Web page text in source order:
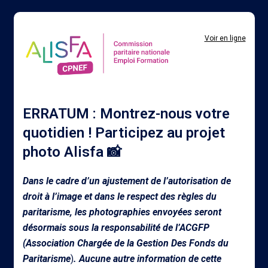
Voir en ligne
ERRATUM : Montrez-nous votre
quotidien ! Participez au projet
photo Alisfa 📸
Dans le cadre d’un ajustement de l’autorisation de
droit à l’image et dans le respect des règles du
paritarisme, les photographies envoyées seront
désormais sous la responsabilité de l’ACGFP
(Association Chargée de la Gestion Des Fonds du
Paritarisme). Aucune autre information de cette